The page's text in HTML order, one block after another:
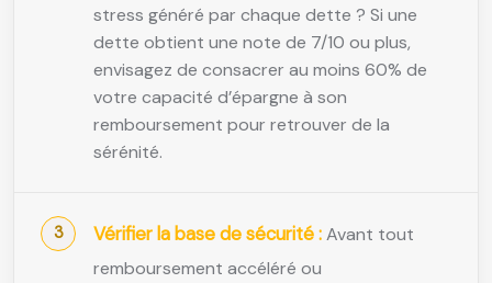
stress généré par chaque dette ? Si une
dette obtient une note de 7/10 ou plus,
envisagez de consacrer au moins 60% de
votre capacité d’épargne à son
remboursement pour retrouver de la
sérénité.
Vérifier la base de sécurité :Avant tout
remboursement accéléré ou